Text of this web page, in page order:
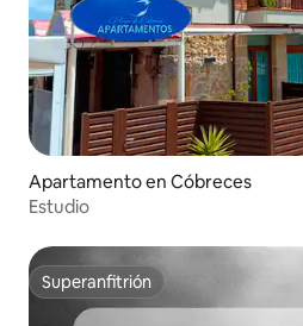
Apartamento en Cóbreces
Estudio
Superanfitrión
Superanfitrión